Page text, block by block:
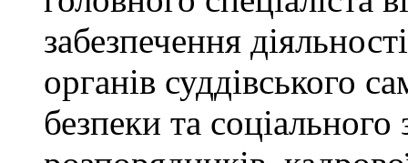
забезпечення
органів суддівського
безпеки та